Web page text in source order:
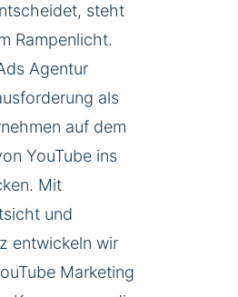
steht
Rampenlicht.
Agentur
als
auf dem
YouTube ins
Mit
und
entwickeln wir
Marketing